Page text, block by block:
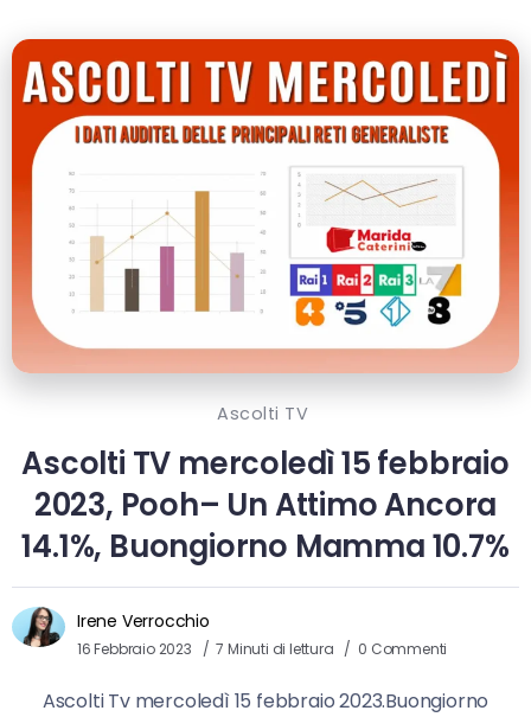
Ascolti TV
Ascolti TV mercoledì 15 febbraio
2023, Pooh– Un Attimo Ancora
14.1%, Buongiorno Mamma 10.7%
Irene Verrocchio
16 Febbraio 2023 7 Minuti di lettura 0 Commenti
Ascolti Tv mercoledì 15 febbraio 2023.Buongiorno